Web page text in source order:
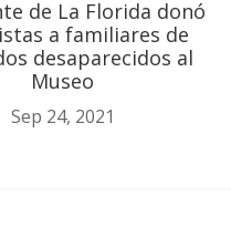
de La Florida donó
a familiares de
desaparecidos al
Museo
Sep 24, 2021